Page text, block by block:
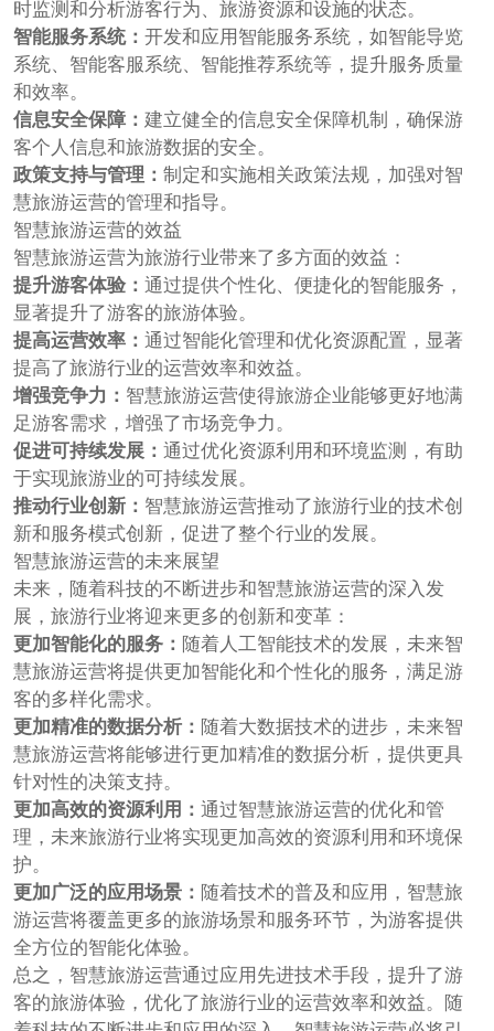
时监测和分析游客行为、旅游资源和设施的状态。
智能服务系统： 开发和应用智能服务系统，如智能导览
系统、智能客服系统、智能推荐系统等，提升服务质量
和效率。
信息安全保障： 建立健全的信息安全保障机制，确保游
客个人信息和旅游数据的安全。
政策支持与管理： 制定和实施相关政策法规，加强对智
慧旅游运营的管理和指导。
智慧旅游运营的效益
智慧旅游运营为旅游行业带来了多方面的效益：
提升游客体验： 通过提供个性化、便捷化的智能服务，
显著提升了游客的旅游体验。
提高运营效率： 通过智能化管理和优化资源配置，显著
提高了旅游行业的运营效率和效益。
增强竞争力： 智慧旅游运营使得旅游企业能够更好地满
足游客需求，增强了市场竞争力。
促进可持续发展： 通过优化资源利用和环境监测，有助
于实现旅游业的可持续发展。
推动行业创新： 智慧旅游运营推动了旅游行业的技术创
新和服务模式创新，促进了整个行业的发展。
智慧旅游运营的未来展望
未来，随着科技的不断进步和智慧旅游运营的深入发
展，旅游行业将迎来更多的创新和变革：
更加智能化的服务： 随着人工智能技术的发展，未来智
慧旅游运营将提供更加智能化和个性化的服务，满足游
客的多样化需求。
更加精准的数据分析： 随着大数据技术的进步，未来智
慧旅游运营将能够进行更加精准的数据分析，提供更具
针对性的决策支持。
更加高效的资源利用： 通过智慧旅游运营的优化和管
理，未来旅游行业将实现更加高效的资源利用和环境保
护。
更加广泛的应用场景： 随着技术的普及和应用，智慧旅
游运营将覆盖更多的旅游场景和服务环节，为游客提供
全方位的智能化体验。
总之，智慧旅游运营通过应用先进技术手段，提升了游
客的旅游体验，优化了旅游行业的运营效率和效益。随